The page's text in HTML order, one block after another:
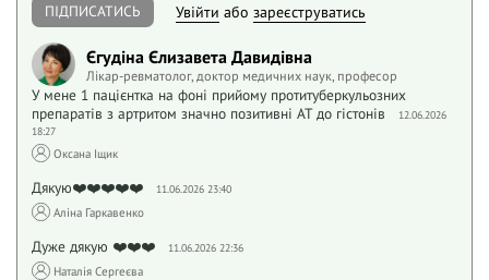
ПІДПИСАТИСЬ Увійти або зареєструватись
Єгудіна Єлизавета Давидівна
Лікар-ревматолог, доктор медичних наук, професор
У мене 1 пацієнтка на фоні прийому протитуберкульозних
препаратів з артритом значно позитивні АТ до гістонів
12.06.2026
18:27
Оксана Іщик
Дякую❤️❤️❤️❤️❤️ 11.06.2026 23:40
Аліна Гаркавенко
Дуже дякую ❤️❤️❤️ 11.06.2026 22:36
Наталія Сергеєва